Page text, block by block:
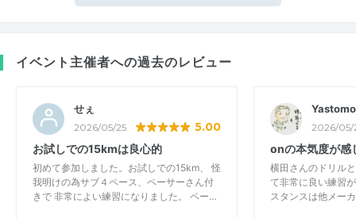
イベント主催者への過去のレビュー
せぇ
2026/05/25 5.00
お試しでの15kmは良心的
初めて参加しました。お試しでの15km、 怪
我明けの為サブ４ペース、ペーサーさん付
きで 非常によい練習になりました。 ペー…
Yastomo
2026/05/
onの本気度が感
横田さんのドリル
て非常に良い練習
スタンスは他メー